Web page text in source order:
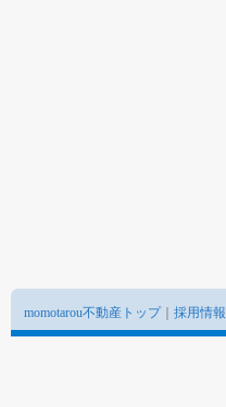
momotarou不動産トップ｜ 採用情報